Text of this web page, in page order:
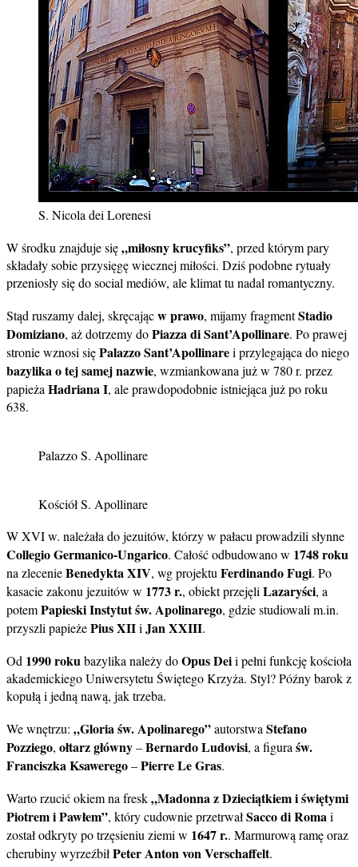
S. Nicola dei Lorenesi
W środku znajduje się„miłosny krucyfiks”, przed którym pary
składały sobie przysięgę wiecznej miłości. Dziś podobne rytuały
przeniosły się do social mediów, ale klimat tu nadal romantyczny.
Stąd ruszamy dalej, skręcającw prawo, mijamy fragmentStadio
Domiziano, aż dotrzemy doPiazza di Sant’Apollinare. Po prawej
stronie wznosi sięPalazzo Sant’Apollinarei przylegająca do niego
bazylika o tej samej nazwie, wzmiankowana już w 780 r. przez
papieżaHadriana I, ale prawdopodobnie istniejąca już po roku
638.
Palazzo S. Apollinare
Kościół S. Apollinare
W XVI w. należała do jezuitów, którzy w pałacu prowadzili słynne
Collegio Germanico-Ungarico. Całość odbudowano w 1748 roku
na zlecenieBenedykta XIV, wg projektuFerdinando Fugi. Po
kasacie zakonu jezuitów w 1773 r., obiekt przejęliLazaryści, a
potemPapieski Instytut św. Apolinarego, gdzie studiowali m.in.
przyszli papieżePius XIIiJan XXIII.
Od 1990 rokubazylika należy doOpus Deii pełni funkcję kościoła
akademickiego Uniwersytetu Świętego Krzyża. Styl? Późny barok z
kopułą i jedną nawą, jak trzeba.
We wnętrzu: „Gloria św. Apolinarego”autorstwaStefano
Pozziego, ołtarz główny–Bernardo Ludovisi, a figuraśw.
Franciszka Ksawerego–Pierre Le Gras.
Warto rzucić okiem na fresk„Madonna z Dzieciątkiem i świętymi
Piotrem i Pawłem”, który cudownie przetrwałSacco di Romai
został odkryty po trzęsieniu ziemi w 1647 r.. Marmurową ramę oraz
cherubiny wyrzeźbiłPeter Anton von Verschaffelt.